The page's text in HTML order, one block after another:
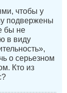
чтобы у
подвержены
бы не
в виду
о серьезном
Кто из